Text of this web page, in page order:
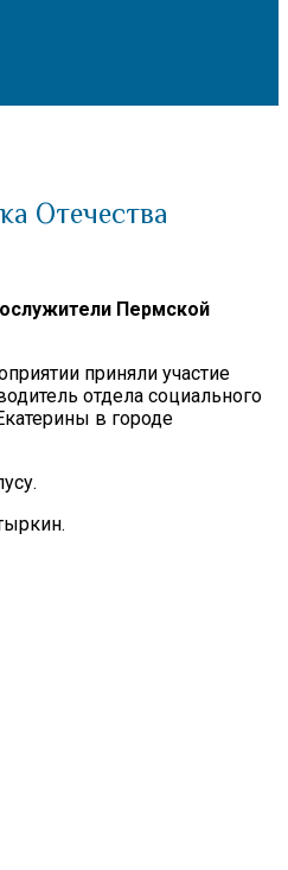
Отечества
Пермской
приняли участие
отдела социального
в городе